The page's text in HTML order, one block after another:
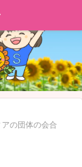
の団体の会合